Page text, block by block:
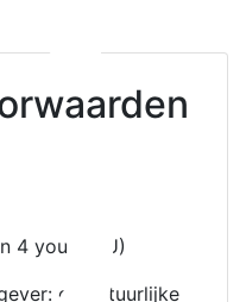
4 you (S4U)
de natuurlijke